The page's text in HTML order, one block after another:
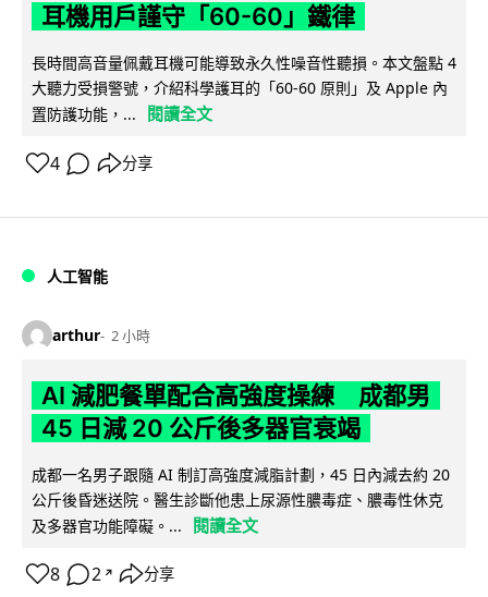
耳機用戶謹守「60-60」鐵律
長時間高音量佩戴耳機可能導致永久性噪音性聽損。本文盤點 4
大聽力受損警號，介紹科學護耳的「60-60 原則」及 Apple 內
置防護功能，...
閱讀全文
4 分享
人工智能
arthur 2 小時
AI 減肥餐單配合高強度操練 成都男
45 日減 20 公斤後多器官衰竭
成都一名男子跟隨 AI 制訂高強度減脂計劃，45 日內減去約 20
公斤後昏迷送院。醫生診斷他患上尿源性膿毒症、膿毒性休克
及多器官功能障礙。...
閱讀全文
8 2 ↗ 分享